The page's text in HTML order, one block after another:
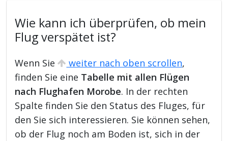
Wie kann ich überprüfen, ob mein
Flug verspätet ist?
Wenn Sie weiter nach oben scrollen,
finden Sie eine Tabelle mit allen Flügen
nach Flughafen Morobe. In der rechten
Spalte finden Sie den Status des Fluges, für
den Sie sich interessieren. Sie können sehen,
ob der Flug noch am Boden ist, sich in der